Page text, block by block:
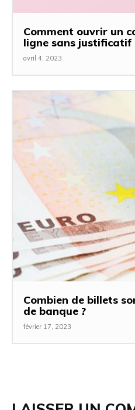
Comment ouvrir un
ligne sans justificatif
avril 4, 2023
Combien de billets
de banque ?
février 17, 2023